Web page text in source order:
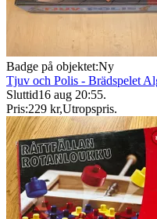
Badge på objektet:Ny
Tjuv och Polis - Brädspelet
Sluttid16 aug 20:55.
Pris:229 kr,Utropspris.